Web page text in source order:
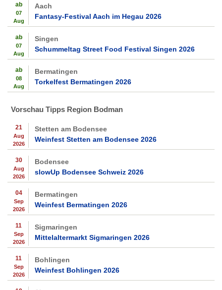
ab
07
Aug
Aach
Fantasy-Festival Aach im Hegau 2026
ab
07
Aug
Singen
Schummeltag Street Food Festival Singen 2026
ab
08
Aug
Bermatingen
Torkelfest Bermatingen 2026
Vorschau Tipps Region Bodman
21
Aug
2026
Stetten am Bodensee
Weinfest Stetten am Bodensee 2026
30
Aug
2026
Bodensee
slowUp Bodensee Schweiz 2026
04
Sep
2026
Bermatingen
Weinfest Bermatingen 2026
11
Sep
2026
Sigmaringen
Mittelaltermarkt Sigmaringen 2026
11
Sep
2026
Bohlingen
Weinfest Bohlingen 2026